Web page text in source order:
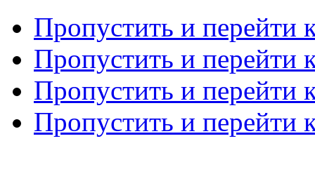
Пропустить и перейти
Пропустить и перейти
Пропустить и перейти
Пропустить и перейти